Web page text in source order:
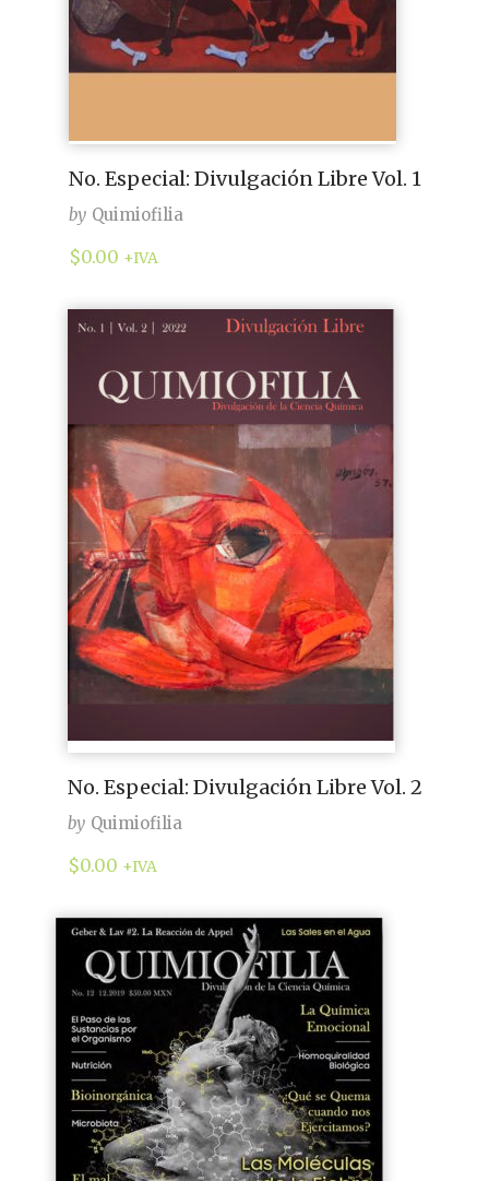
No. Especial: Divulgación Libre Vol. 1
by Quimiofilia
$0.00 +IVA
No. Especial: Divulgación Libre Vol. 2
by Quimiofilia
$0.00 +IVA